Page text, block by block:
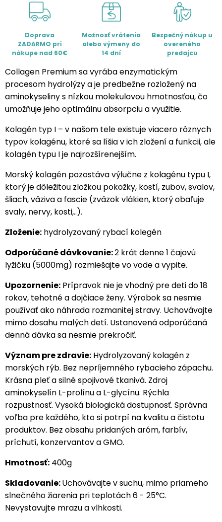
Doprava
ZADARMO pri
nákupe nad 60€
Možnosť vrátenia
alebo výmeny do
14 dní
Bezpečný nákup u
overeného
predajcu
Collagen Premium sa vyrába enzymatickým
procesom hydrolýzy a je predbežne rozložený na
aminokyseliny s nízkou molekulovou hmotnosťou, čo
umožňuje jeho optimálnu absorpciu a využitie.
Kolagén typ I – v našom tele existuje viacero rôznych
typov kolagénu, ktoré sa líšia v ich zložení a funkcii, ale
kolagén typu I je najrozšírenejším.
Morský kolagén pozostáva výlučne z kolagénu typu I,
ktorý je dôležitou zložkou pokožky, kostí, zubov, svalov,
šliach, väziva a fascie (zväzok vlákien, ktorý obaľuje
svaly, nervy, kosti,..).
Zloženie: hydrolyzovaný rybací kolegén
Odporúčané dávkovanie:2 krát denne 1 čajovú
lyžičku (5000mg) rozmiešajte vo vode a vypite.
Upozornenie: Prípravok nie je vhodný pre deti do 18
rokov, tehotné a dojčiace ženy. Výrobok sa nesmie
používať ako náhrada rozmanitej stravy. Uchovávajte
mimo dosahu malých detí. Ustanovená odporúčaná
denná dávka sa nesmie prekročiť.
Význam pre zdravie: Hydrolyzovaný kolagén z
morských rýb. Bez nepríjemného rybacieho zápachu.
Krásna pleť a silné spojivové tkanivá. Zdroj
aminokyselín L-prolínu a L-glycínu. Rýchla
rozpustnosť. Vysoká biologická dostupnosť. Správna
voľba pre každého, kto si potrpí na kvalitu a čistotu
produktov. Bez obsahu pridaných aróm, farbív,
príchutí, konzervantov a GMO.
Hmotnosť: 400g
Skladovanie:Uchovávajte v suchu, mimo priameho
slnečného žiarenia pri teplotách 6 - 25°C.
Nevystavujte mrazu a vlhkosti.